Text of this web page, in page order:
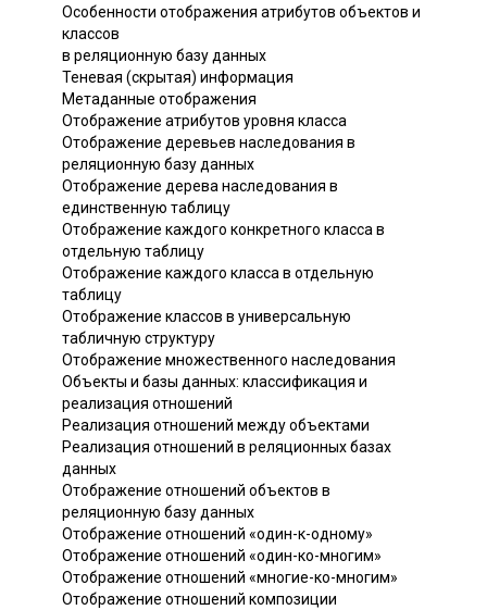
Особенности отображения атрибутов объектов и
классов
в реляционную базу данных
Теневая (скрытая) информация
Метаданные отображения
Отображение атрибутов уровня класса
Отображение деревьев наследования в
реляционную базу данных
Отображение дерева наследования в
единственную таблицу
Отображение каждого конкретного класса в
отдельную таблицу
Отображение каждого класса в отдельную
таблицу
Отображение классов в универсальную
табличную структуру
Отображение множественного наследования
Объекты и базы данных: классификация и
реализация отношений
Реализация отношений между объектами
Реализация отношений в реляционных базах
данных
Отображение отношений объектов в
реляционную базу данных
Отображение отношений «один-к-одному»
Отображение отношений «один-ко-многим»
Отображение отношений «многие-ко-многим»
Отображение отношений композиции